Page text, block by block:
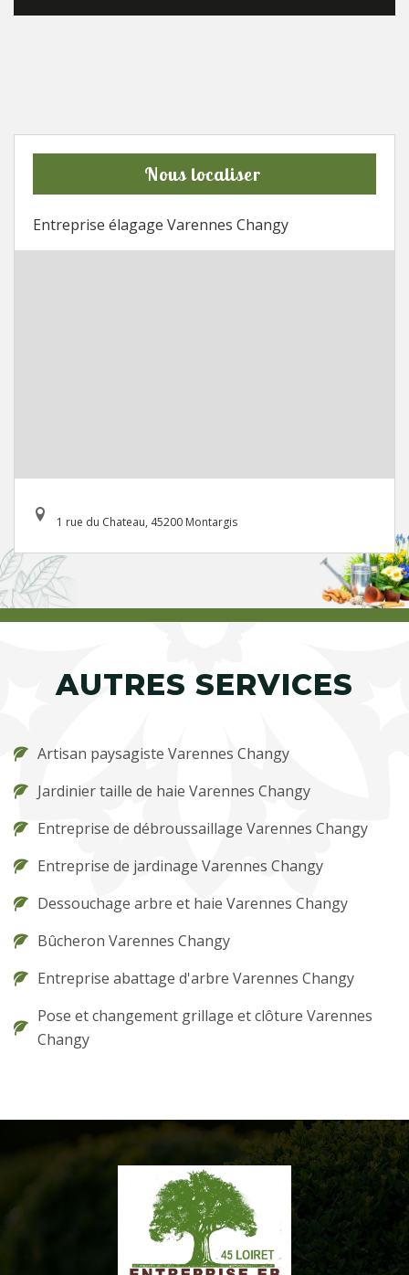
Nous localiser
Entreprise élagage Varennes Changy
1 rue du Chateau, 45200 Montargis
AUTRES SERVICES
Artisan paysagiste Varennes Changy
Jardinier taille de haie Varennes Changy
Entreprise de débroussaillage Varennes Changy
Entreprise de jardinage Varennes Changy
Dessouchage arbre et haie Varennes Changy
Bûcheron Varennes Changy
Entreprise abattage d'arbre Varennes Changy
Pose et changement grillage et clôture Varennes
Changy